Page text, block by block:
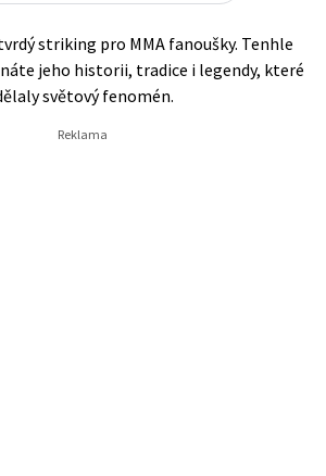
striking pro MMA fanoušky. Tenhle
jeho historii, tradice i legendy, které
světový fenomén.